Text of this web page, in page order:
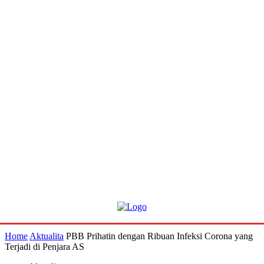
Home Aktualita PBB Prihatin dengan Ribuan Infeksi Corona yang
Terjadi di Penjara AS